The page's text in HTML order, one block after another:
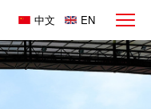
中文 EN